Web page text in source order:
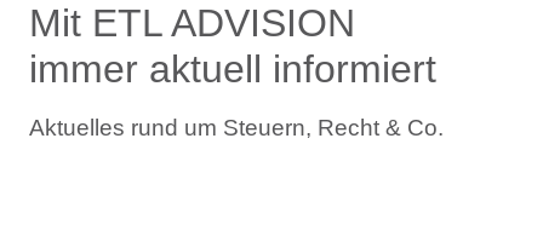
Mit ETL ADVISION
immer aktuell informiert
Aktuelles rund um Steuern, Recht & Co.